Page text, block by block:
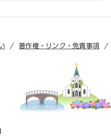
著作権・リンク・免責事項